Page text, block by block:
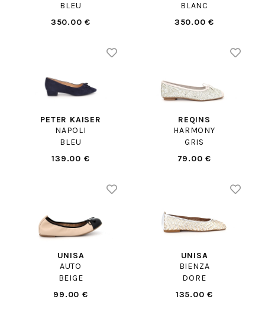
BLEU
350.00 €
BLANC
350.00 €
PETER KAISER
NAPOLI
BLEU
139.00 €
REQINS
HARMONY
GRIS
79.00 €
UNISA
AUTO
BEIGE
99.00 €
UNISA
BIENZA
DORE
135.00 €